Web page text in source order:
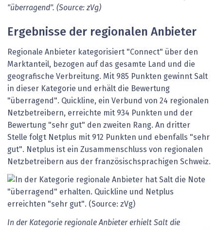
"überragend". (Source: zVg)
Ergebnisse der regionalen Anbieter
Regionale Anbieter kategorisiert "Connect" über den
Marktanteil, bezogen auf das gesamte Land und die
geografische Verbreitung. Mit 985 Punkten gewinnt Salt
in dieser Kategorie und erhält die Bewertung
"überragend". Quickline, ein Verbund von 24 regionalen
Netzbetreibern, erreichte mit 934 Punkten und der
Bewertung "sehr gut" den zweiten Rang. An dritter
Stelle folgt Netplus mit 912 Punkten und ebenfalls "sehr
gut". Netplus ist ein Zusammenschluss von regionalen
Netzbetreibern aus der französischsprachigen Schweiz.
In der Kategorie regionale Anbieter erhielt Salt die